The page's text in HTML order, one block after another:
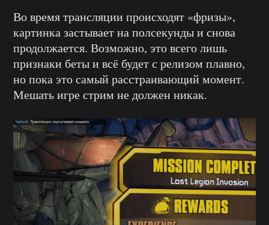
Во время трансляции происходят «фризы»,
картинка застывает на полсекунды и снова
продолжается. Возможно, это всего лишь
признаки беты и всё будет с релизом плавно,
но пока это самый расстраивающий момент.
Мешать игре стрим не должен никак.